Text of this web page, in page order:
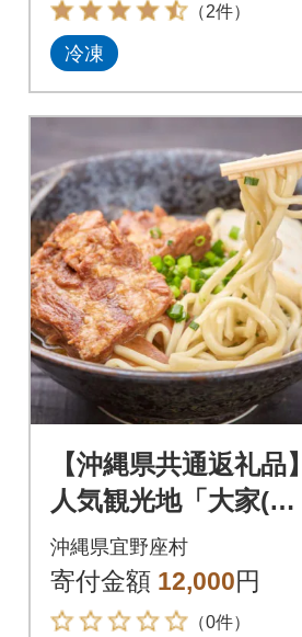
（2件）
冷凍
【沖縄県共通返礼品】
人気観光地「大家(う
ふやー)」の沖縄そば4
人前
沖縄県宜野座村
寄付金額 12,000円
（0件）